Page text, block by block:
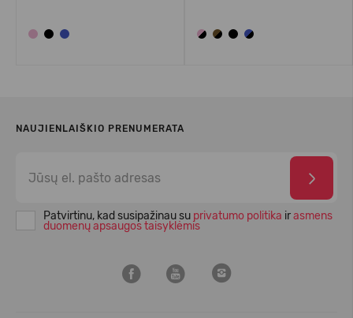
NAUJIENLAIŠKIO PRENUMERATA
Patvirtinu, kad susipažinau su privatumo politika irasmens
duomenų apsaugos taisyklėmis